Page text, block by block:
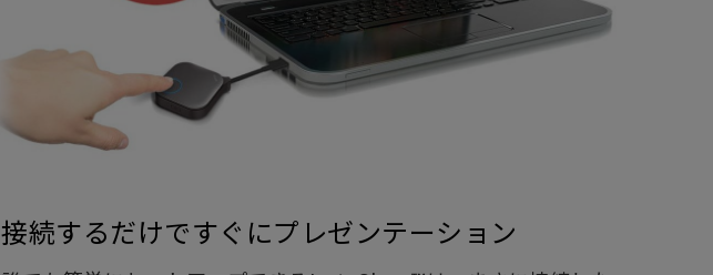
接続するだけですぐにプレゼンテーション